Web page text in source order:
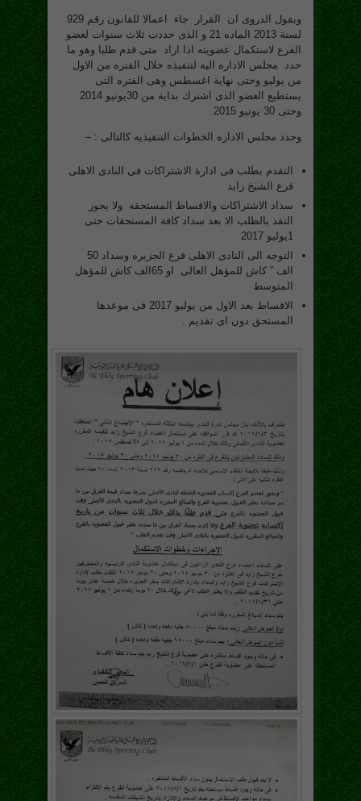
ويقول الدروى ان القرار جاء اعمالا للقانون رقم 929
لسنة 2013 الماده 21 و الذى حددت ثلاث سنوات لعضو
الفرع لاستكمال عضويته اذا اراد متى قدم طلبا وهو ما
حدد مجلس الاداره اليه لتنفيذه خلال الفتره من الاول
من يوليو وحتى نهاية اغسطس وهى الفتره التى
يستطيع العضو الذى اشترك بداية من 30يونيو 2014
وحتى 30 يونيو 2015.
وحدد مجلس الاداره الخطوات التنفيذيه كالتالى : –
التقدم بطلب فى ادارة الاشتراكات فى النادى الاهلى
فرع الشيخ زايد
سداد الاشتراكات والاقساط المستحقه ولا يجوز
التقد بالطلب الا بعد سداد كافة المستحقات حتى
1يوليو 2017
التوجه الى النادى الاهلى فرع الجزيره وسداد 50
الف ” كاش للمؤهل العالى او 65الف كاش للمؤهل
المتوسط
الاقساط بعد الاول من يوليو 2017 فى موعدها
المستحق دون اى تقديم .